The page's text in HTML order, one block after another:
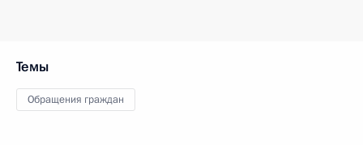
Темы
Обращения граждан